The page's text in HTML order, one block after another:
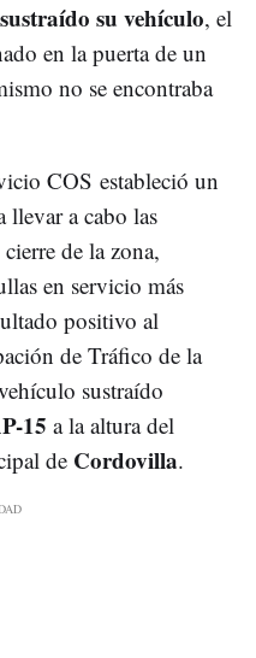
sustraído su vehículo, el
en la puerta de un
no se encontraba
COS estableció un
llevar a cabo las
de la zona,
en servicio más
positivo al
de Tráfico de la
sustraído
15 a la altura del
de Cordovilla.